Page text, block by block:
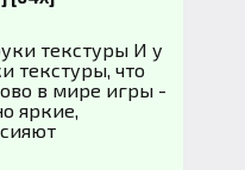
текстуры И у
текстуры, что
в мире игры -
яркие,